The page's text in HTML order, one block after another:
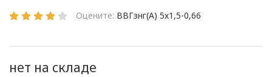
Оцените: ВВГзнг(А) 5х1,5-0,66
нет на складе
Глава 1